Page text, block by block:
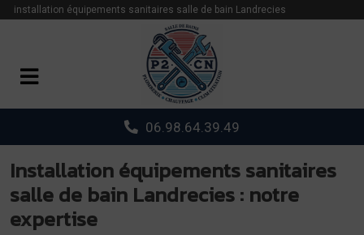
installation équipements sanitaires salle de bain Landrecies
06.98.64.39.49
Installation équipements sanitaires
salle de bain Landrecies : notre
expertise
Panneau de gestion des cookies